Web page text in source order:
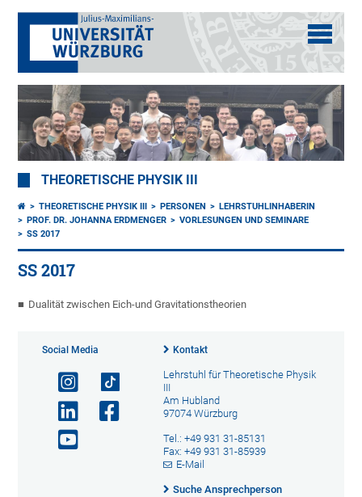
THEORETISCHE PHYSIK III
THEORETISCHE PHYSIK III PERSONEN
LEHRSTUHLINHABERIN
PROF. DR. JOHANNA ERDMENGER
VORLESUNGEN UND SEMINARE
SS 2017
SS 2017
Dualität zwischen Eich-und Gravitationstheorien
Social Media Kontakt
Lehrstuhl für Theoretische Physik
III
Am Hubland
97074 Würzburg
Tel.: +49 931 31-85131
Fax: +49 931 31-85939
E-Mail
Suche Ansprechperson